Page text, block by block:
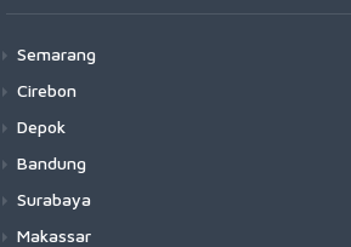
Semarang
Cirebon
Depok
Bandung
Surabaya
Makassar